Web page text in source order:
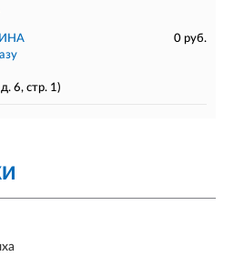
0 руб.
6, стр. 1)